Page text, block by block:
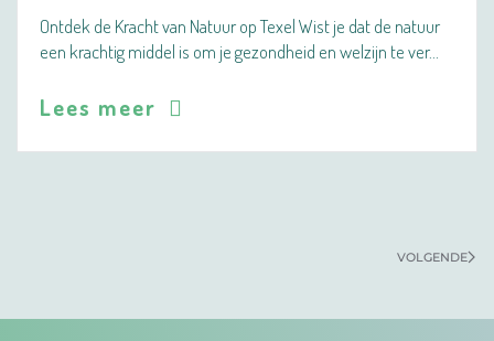
Ontdek de Kracht van Natuur op Texel Wist je dat de natuur
een krachtig middel is om je gezondheid en welzijn te ver…
Lees meer
VOLGENDE